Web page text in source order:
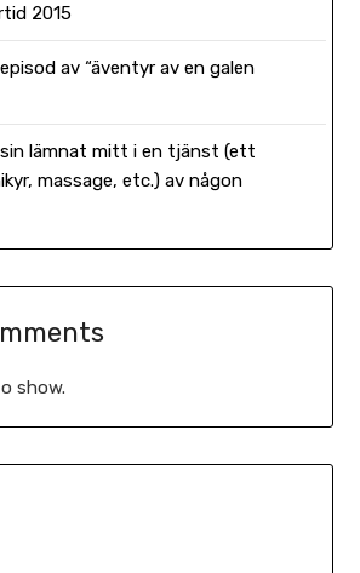
2015
av “äventyr av en galen
lämnat mitt i en tjänst (ett
massage, etc.) av någon
show.